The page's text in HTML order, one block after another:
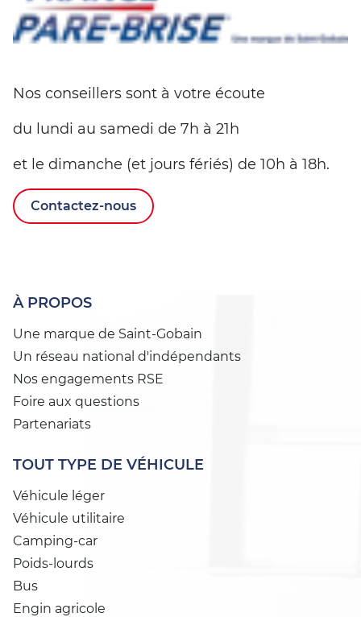
Nos conseillers sont à votre écoute
du lundi au samedi de 7h à 21h
et le dimanche (et jours fériés) de 10h à 18h.
Contactez-nous
À PROPOS
Une marque de Saint-Gobain
Un réseau national d'indépendants
Nos engagements RSE
Foire aux questions
Partenariats
TOUT TYPE DE VÉHICULE
Véhicule léger
Véhicule utilitaire
Camping-car
Poids-lourds
Bus
Engin agricole